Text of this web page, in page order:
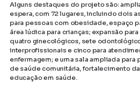
Alguns destaques do projeto são:
espera, com 72 lugares, incluindo dois
para pessoas com obesidade, espaço
área lúdica para crianças; expansão
quatro ginecológicos, sete
interprofissionais e cinco para
enfermagem; e uma sala ampliada para
de saúde comunitária, fortalecimento
educação em saúde.